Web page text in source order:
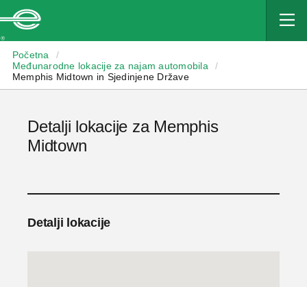
Početna
/
Međunarodne lokacije za najam automobila
/
Memphis Midtown in Sjedinjene Države
Detalji lokacije za Memphis
Midtown
Detalji lokacije